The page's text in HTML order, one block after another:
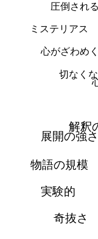
切なく
心がざわめく
ミステリアス
圧倒される
奇抜さ
実験的
物語の規模
展開の強さ
解釈